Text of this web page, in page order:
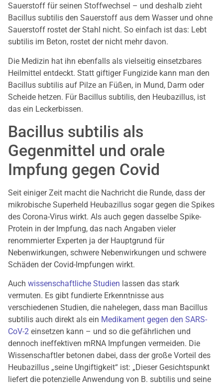
Sauerstoff für seinen Stoffwechsel – und deshalb zieht
Bacillus subtilis den Sauerstoff aus dem Wasser und ohne
Sauerstoff rostet der Stahl nicht. So einfach ist das: Lebt
subtilis im Beton, rostet der nicht mehr davon.
Die Medizin hat ihn ebenfalls als vielseitig einsetzbares
Heilmittel entdeckt. Statt giftiger Fungizide kann man den
Bacillus subtilis auf Pilze an Füßen, in Mund, Darm oder
Scheide hetzen. Für Bacillus subtilis, den Heubazillus, ist
das ein Leckerbissen.
Bacillus subtilis als
Gegenmittel und orale
Impfung gegen Covid
Seit einiger Zeit macht die Nachricht die Runde, dass der
mikrobische Superheld Heubazillus sogar gegen die Spikes
des Corona-Virus wirkt. Als auch gegen dasselbe Spike-
Protein in der Impfung, das nach Angaben vieler
renommierter Experten ja der Hauptgrund für
Nebenwirkungen, schwere Nebenwirkungen und schwere
Schäden der Covid-Impfungen wirkt.
Auch wissenschaftliche Studien lassen das stark
vermuten. Es gibt fundierte Erkenntnisse aus
verschiedenen Studien, die nahelegen, dass man Bacillus
subtilis auch direkt als ein Medikament gegen den SARS-
CoV-2 einsetzen kann – und so die gefährlichen und
dennoch ineffektiven mRNA Impfungen vermeiden. Die
Wissenschaftler betonen dabei, dass der große Vorteil des
Heubazillus „seine Ungiftigkeit“ ist: „Dieser Gesichtspunkt
liefert die potenzielle Anwendung von B. subtilis und seine